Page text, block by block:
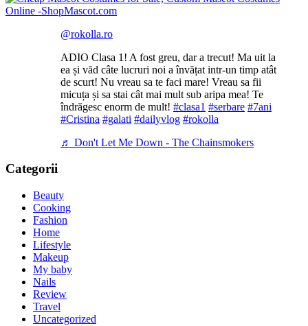
@rokolla.ro
ADIO Clasa 1! A fost greu, dar a trecut! Ma uit la
ea și văd câte lucruri noi a învățat intr-un timp atât
de scurt! Nu vreau sa te faci mare! Vreau sa fii
micuța și sa stai cât mai mult sub aripa mea! Te
îndrăgesc enorm de mult! #clasa1 #serbare #7ani
#Cristina #galati #dailyvlog #rokolla
♬ Don't Let Me Down - The Chainsmokers
Categorii
Beauty
Cooking
Fashion
Home
Lifestyle
Makeup
My baby
Nails
Review
Travel
Uncategorized